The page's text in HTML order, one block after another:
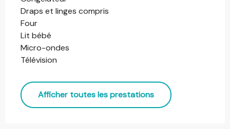
Draps et linges compris
Four
Lit bébé
Micro-ondes
Télévision
Afficher toutes les prestations